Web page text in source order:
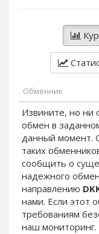
Обменник
Извините, но ни
обмен в
данный момент.
таких
сообщить о
надежного
направлению
нами. Если этот
требованиям
наш мониторинг.
PayPal NOK
PayPal PLN
PayPal SGD
PayPal CHF
PayPal MYR
Webmoney WMZ
Webmoney WMR
Webmoney WME
Webmoney WMU
Webmoney WMK
Webmoney WMG